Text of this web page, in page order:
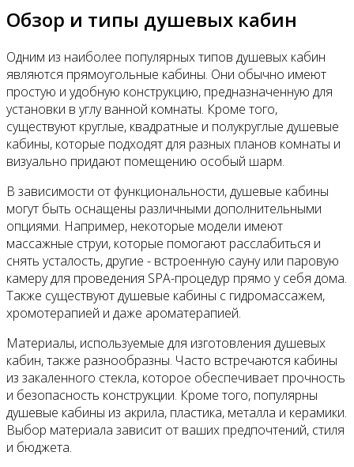
Обзор и типы душевых кабин
Одним из наиболее популярных типов душевых кабин
являются прямоугольные кабины. Они обычно имеют
простую и удобную конструкцию, предназначенную для
установки в углу ванной комнаты. Кроме того,
существуют круглые, квадратные и полукруглые душевые
кабины, которые подходят для разных планов комнаты и
визуально придают помещению особый шарм.
В зависимости от функциональности, душевые кабины
могут быть оснащены различными дополнительными
опциями. Например, некоторые модели имеют
массажные струи, которые помогают расслабиться и
снять усталость, другие - встроенную сауну или паровую
камеру для проведения SPA-процедур прямо у себя дома.
Также существуют душевые кабины с гидромассажем,
хромотерапией и даже ароматерапией.
Материалы, используемые для изготовления душевых
кабин, также разнообразны. Часто встречаются кабины
из закаленного стекла, которое обеспечивает прочность
и безопасность конструкции. Кроме того, популярны
душевые кабины из акрила, пластика, металла и керамики.
Выбор материала зависит от ваших предпочтений, стиля
и бюджета.